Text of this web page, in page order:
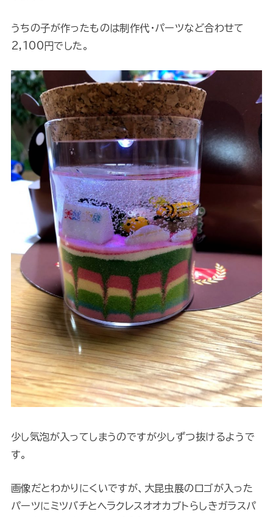
うちの子が作ったものは制作代・パーツなど合わせて
2,100円でした。
少し気泡が入ってしまうのですが少しずつ抜けるようで
す。
画像だとわかりにくいですが、大昆虫展のロゴが入った
パーツにミツバチとヘラクレスオオカブトらしきガラスパ